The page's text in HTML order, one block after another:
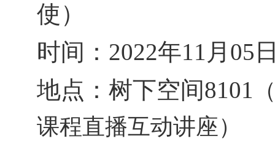
使）
时间： 2022年11 月 05
地点：树下空间8101
课程直播互动讲座）